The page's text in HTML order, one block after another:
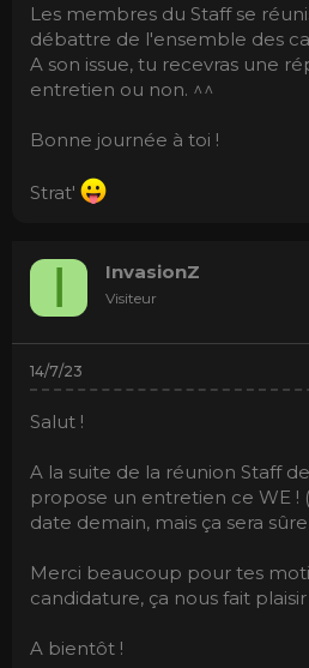
Les membres du Staff se
débattre de l'ensemble des
A son issue, tu recevras une
entretien ou non. ^^
Bonne journée à toi !
Strat'
I InvasionZ
Visiteur
14/7/23
Salut !
A la suite de la réunion Staff
propose un entretien ce WE !
date demain, mais ça sera
Merci beaucoup pour tes
candidature, ça nous fait plaisir
A bientôt !